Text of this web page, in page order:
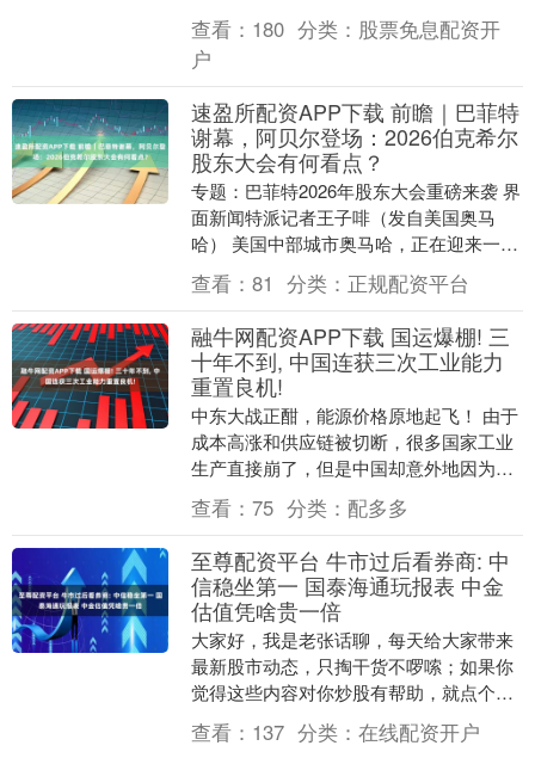
标普500指数收涨 0.29%报7230.12....
查看： 180 分类： 股票免息配资开
户
速盈所配资APP下载 前瞻｜巴菲特
谢幕，阿贝尔登场：2026伯克希尔
股东大会有何看点？
专题：巴菲特2026年股东大会重磅来袭 界
面新闻特派记者王子啡（发自美国奥马
哈） 美国中部城市奥马哈，正在迎来一场
注定不同寻常的股东大会。 每年五月，成
千上万名....
查看： 81 分类： 正规配资平台
融牛网配资APP下载 国运爆棚! 三
十年不到, 中国连获三次工业能力
重置良机!
中东大战正酣，能源价格原地起飞！ 由于
成本高涨和供应链被切断，很多国家工业
生产直接崩了，但是中国却意外地因为规
模庞大的煤化工产能和全球领先的新能源
产业而坐获渔翁....
查看： 75 分类： 配多多
至尊配资平台 牛市过后看券商: 中
信稳坐第一 国泰海通玩报表 中金
估值凭啥贵一倍
大家好，我是老张话聊，每天给大家带来
最新股市动态，只掏干货不啰嗦；如果你
觉得这些内容对你炒股有帮助，就点个关
注，感谢支持。 2026年开年至今，A股市
场经历了一....
查看： 137 分类： 在线配资开户